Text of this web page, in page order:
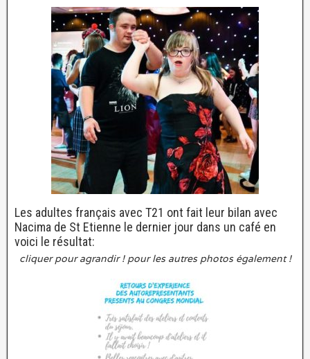
Les adultes français avec T21 ont fait leur bilan avec
Nacima de St Etienne le dernier jour dans un café en
voici le résultat:
cliquer pour agrandir ! pour les autres photos également !